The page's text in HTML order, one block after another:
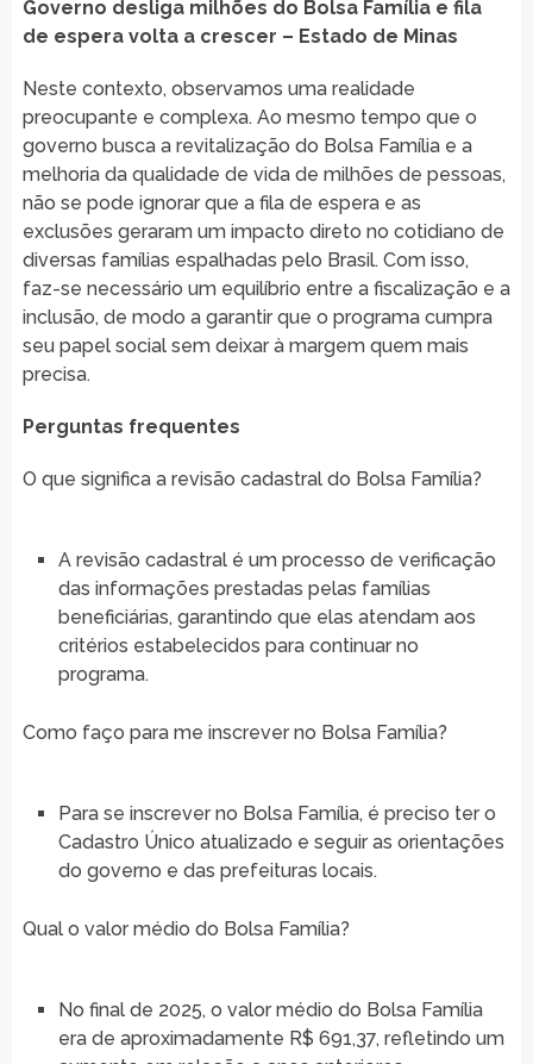
Governo desliga milhões do Bolsa Família e fila
de espera volta a crescer – Estado de Minas
Neste contexto, observamos uma realidade
preocupante e complexa. Ao mesmo tempo que o
governo busca a revitalização do Bolsa Família e a
melhoria da qualidade de vida de milhões de pessoas,
não se pode ignorar que a fila de espera e as
exclusões geraram um impacto direto no cotidiano de
diversas famílias espalhadas pelo Brasil. Com isso,
faz-se necessário um equilíbrio entre a fiscalização e a
inclusão, de modo a garantir que o programa cumpra
seu papel social sem deixar à margem quem mais
precisa.
Perguntas frequentes
O que significa a revisão cadastral do Bolsa Família?
A revisão cadastral é um processo de verificação
das informações prestadas pelas famílias
beneficiárias, garantindo que elas atendam aos
critérios estabelecidos para continuar no
programa.
Como faço para me inscrever no Bolsa Família?
Para se inscrever no Bolsa Família, é preciso ter o
Cadastro Único atualizado e seguir as orientações
do governo e das prefeituras locais.
Qual o valor médio do Bolsa Família?
No final de 2025, o valor médio do Bolsa Família
era de aproximadamente R$ 691,37, refletindo um